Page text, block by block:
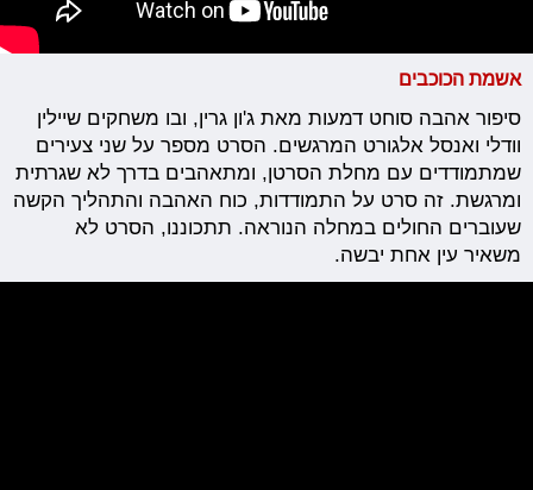
אשמת הכוכבים
סיפור אהבה סוחט דמעות מאת ג'ון גרין, ובו משחקים שיילין
וודלי ואנסל אלגורט המרגשים. הסרט מספר על שני צעירים
שמתמודדים עם מחלת הסרטן, ומתאהבים בדרך לא שגרתית
ומרגשת. זה סרט על התמודדות, כוח האהבה והתהליך הקשה
שעוברים החולים במחלה הנוראה. תתכוננו, הסרט לא
משאיר עין אחת יבשה.